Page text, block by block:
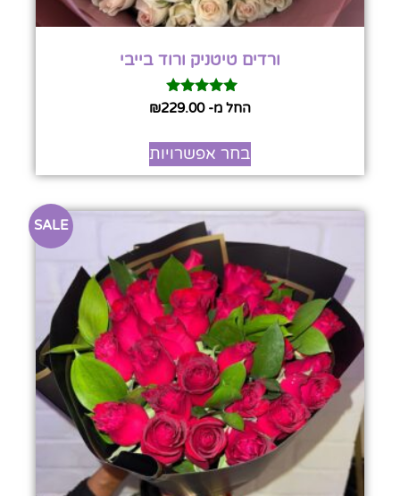
ורדים טיטניק ורוד בייבי
דורגהחל מ- ₪229.00
בחר אפשרויות
SALE